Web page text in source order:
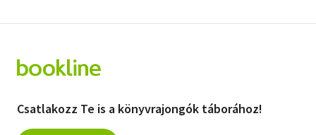
Csatlakozz Te is a könyvrajongók táborához!